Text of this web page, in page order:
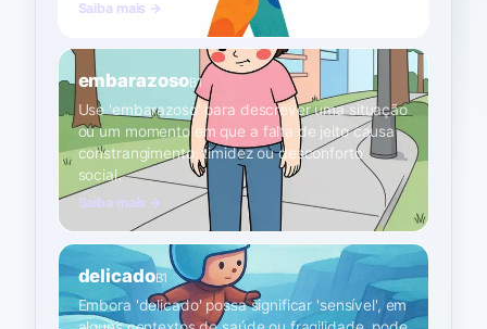
Saiba mais →
embarazosoB1
Use 'embarazoso' para descrever uma situação
ou um momento em que a falta de jeito causa
constrangimento, timidez ou desconforto
social.
Saiba mais →
delicadoB1
Embora 'delicado' possa significar 'sensível', em